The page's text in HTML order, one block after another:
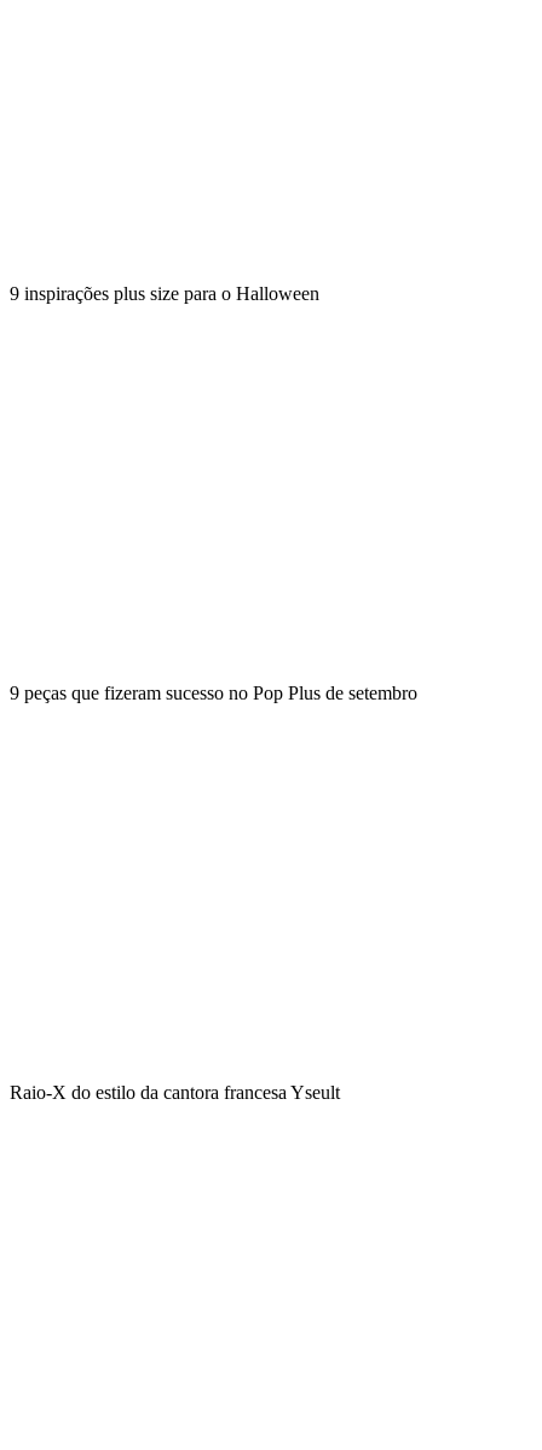
9 inspirações plus size para o Halloween
9 peças que fizeram sucesso no Pop Plus de setembro
Raio-X do estilo da cantora francesa Yseult